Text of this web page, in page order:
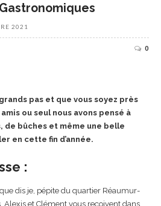
2021
0
pas et que vous soyez près
ou seul nous avons pensé à
de bûches et même une belle
en cette fin d’année.
:
dis je, pépite du quartier Réaumur-
Alexis et Clément vous reçoivent dans